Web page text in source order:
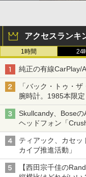
アクセスランキ
1時間 24
純正の有線CarPlay/
「バック・トゥ・
腕時計。1985本限定
Skullcandy、Bose
ヘッドフォン「
ティアック、カセッ
カイブ推進活動」
【西田宗千佳の